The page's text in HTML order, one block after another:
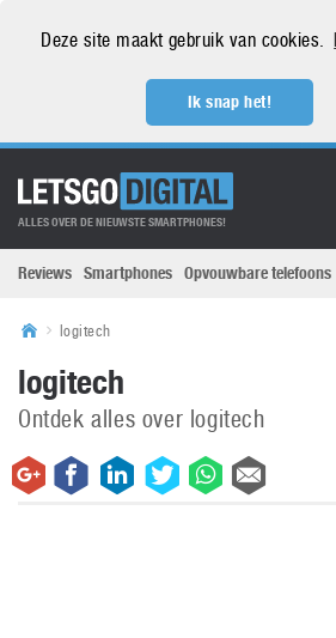
Deze site maakt gebruik van cookies.
Ik snap het!
ALLES OVER DE NIEUWSTE SMARTPHONES!
Reviews Smartphones Opvouwbare telefoons
logitech
logitech
Ontdek alles over logitech